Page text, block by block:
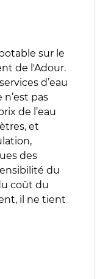
sur le
de l'Adour.
d’eau
pas
de l’eau
et
des
du
coût du
il ne tient